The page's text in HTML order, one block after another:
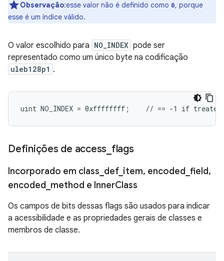
Observação:esse valor não é definido como 0, porque
esse é um índice válido.
O valor escolhido para NO_INDEX pode ser
representado como um único byte na codificação
uleb128p1 .
Definições de access flags
Incorporado em class def_ item, encoded field,
encoded method e InnerClass
Os campos de bits dessas flags são usados para indicar
a acessibilidade e as propriedades gerais de classes e
membros de classe.